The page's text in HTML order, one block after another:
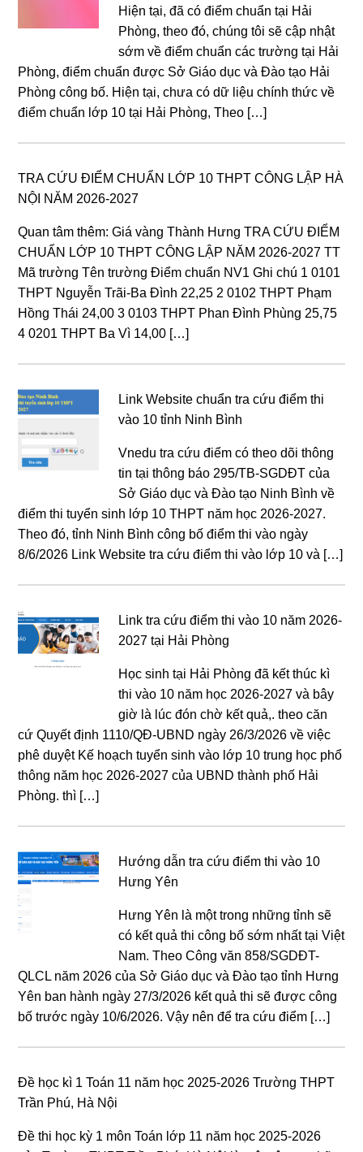
Hiện tại, đã có điểm chuẩn tại Hải
Phòng, theo đó, chúng tôi sẽ cập nhật
sớm về điểm chuẩn các trường tại Hải
Phòng, điểm chuẩn được Sở Giáo dục và Đào tạo Hải
Phòng công bố. Hiện tại, chưa có dữ liệu chính thức về
điểm chuẩn lớp 10 tại Hải Phòng, Theo […]
TRA CỨU ĐIỂM CHUẨN LỚP 10 THPT CÔNG LẬP HÀ
NỘI NĂM 2026-2027
Quan tâm thêm: Giá vàng Thành Hưng TRA CỨU ĐIỂM
CHUẨN LỚP 10 THPT CÔNG LẬP NĂM 2026-2027 TT
Mã trường Tên trường Điểm chuẩn NV1 Ghi chú 1 0101
THPT Nguyễn Trãi-Ba Đình 22,25 2 0102 THPT Phạm
Hồng Thái 24,00 3 0103 THPT Phan Đình Phùng 25,75
4 0201 THPT Ba Vì 14,00 […]
Link Website chuẩn tra cứu điểm thi
vào 10 tỉnh Ninh Bình
Vnedu tra cứu điểm có theo dõi thông
tin tại thông báo 295/TB-SGDĐT của
Sở Giáo dục và Đào tạo Ninh Bình về
điểm thi tuyển sinh lớp 10 THPT năm học 2026-2027.
Theo đó, tỉnh Ninh Bình công bố điểm thi vào ngày
8/6/2026 Link Website tra cứu điểm thi vào lớp 10 và […]
Link tra cứu điểm thi vào 10 năm 2026-
2027 tại Hải Phòng
Học sinh tại Hải Phòng đã kết thúc kì
thi vào 10 năm học 2026-2027 và bây
giờ là lúc đón chờ kết quả,. theo căn
cứ Quyết định 1110/QĐ-UBND ngày 26/3/2026 về việc
phê duyệt Kế hoạch tuyển sinh vào lớp 10 trung học phổ
thông năm học 2026-2027 của UBND thành phố Hải
Phòng. thì […]
Hướng dẫn tra cứu điểm thi vào 10
Hưng Yên
Hưng Yên là một trong những tỉnh sẽ
có kết quả thi công bố sớm nhất tại Việt
Nam. Theo Công văn 858/SGDĐT-
QLCL năm 2026 của Sở Giáo dục và Đào tạo tỉnh Hưng
Yên ban hành ngày 27/3/2026 kết quả thi sẽ được công
bố trước ngày 10/6/2026. Vậy nên để tra cứu điểm […]
Đề học kì 1 Toán 11 năm học 2025-2026 Trường THPT
Trần Phú, Hà Nội
Đề thi học kỳ 1 môn Toán lớp 11 năm học 2025-2026